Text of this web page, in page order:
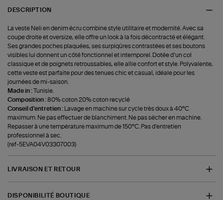
DESCRIPTION
La veste Neli en denim écru combine style utilitaire et modernité. Avec sa
coupe droite et oversize, elle offre un look à la fois décontracté et élégant.
Ses grandes poches plaquées, ses surpiqûres contrastées et ses boutons
visibles lui donnent un côté fonctionnel et intemporel. Dotée d’un col
classique et de poignets retroussables, elle allie confort et style. Polyvalente,
cette veste est parfaite pour des tenues chic et casual, idéale pour les
journées de mi-saison.
Made in :Tunisie.
Composition :80% coton 20% coton recyclé
Conseil d'entretien :
Lavage en machine sur cycle très doux à 40°C
maximum. Ne pas effectuer de blanchiment. Ne pas sécher en machine.
Repasser à une température maximum de 150°C. Pas d’entretien
professionnel à sec.
(ref-5EVA04V03307003)
LIVRAISON ET RETOUR
DISPONIBILITÉ BOUTIQUE